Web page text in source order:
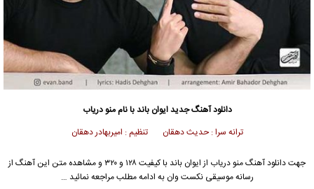
دانلود آهنگ جدیدایوان باندبا نام منو دریاب
ترانه سرا : حدیث دهقان تنظیم : امیربهادر دهقان
جهت دانلود آهنگ منو دریاب از ایوان باند
با کیفیت ۱۲۸ و ۳۲۰ و مشاهده متن این آهنگ از
رسانه موسیقی نکست وان به ادامه مطلب مراجعه نمائید …